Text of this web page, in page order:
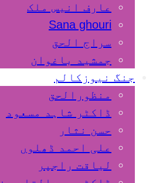
عارف انیس ملک
Sana ghouri
سراج الحق
جمشید باغوان
جنگ نیوزکالم
منظورالحق
ڈاکٹر شاہد مسعود
حسن نثار
علی احمد ڈھلوں
لیاقت راجپر